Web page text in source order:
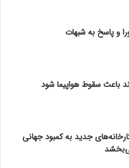
و پاسخ به شبهات
جدید به کمبود جهانی